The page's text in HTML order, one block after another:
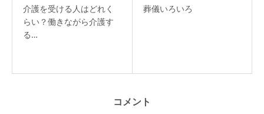
介護を受ける人はどれく
らい？働きながら介護す
る…
葬儀いろいろ
コメント